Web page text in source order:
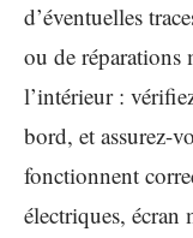
d’éventuelles
ou de réparations
l’intérieur :
bord, et assurez-
fonctionnent
électriques,